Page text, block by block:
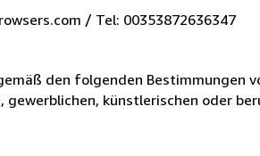
/ Tel: 00353872636347
den folgenden
künstlerischen oder